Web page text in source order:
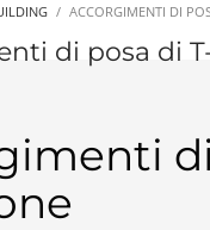
ACCORGIMENTI DI
di posa di